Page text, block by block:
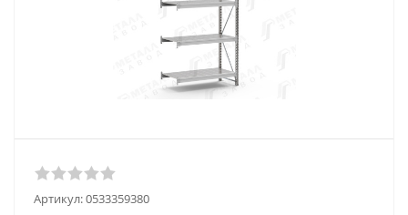
Артикул:0533359380